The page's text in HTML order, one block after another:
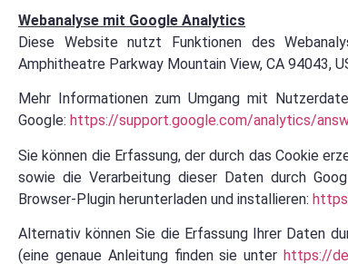
Webanalyse mit Google Analytics
Diese Website nutzt Funktionen des
Amphitheatre Parkway Mountain View, CA 94043,
Mehr Informationen zum Umgang mit
Google: https://support.google.com/analytics/
Sie können die Erfassung, der durch das Cookie
sowie die Verarbeitung dieser Daten durch
Browser-Plugin herunterladen und installieren:
Alternativ können Sie die Erfassung Ihrer Daten
(eine genaue Anleitung finden sie unter https://